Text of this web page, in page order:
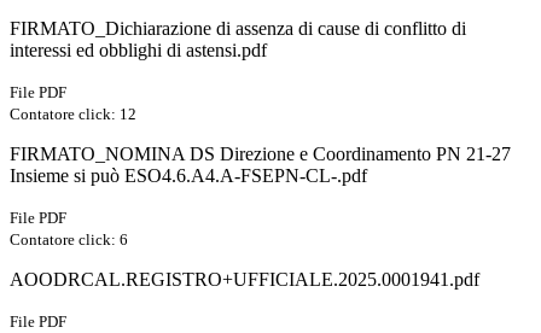
FIRMATO_Dichiarazione di assenza di cause di conflitto di
interessi ed obblighi di astensi.pdf
File PDF
Contatore click: 12
FIRMATO_NOMINA DS Direzione e Coordinamento PN 21-27
Insieme si può ESO4.6.A4.A-FSEPN-CL-.pdf
File PDF
Contatore click: 6
AOODRCAL.REGISTRO+UFFICIALE.2025.0001941.pdf
File PDF